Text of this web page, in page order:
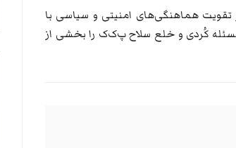
تقویت هماهنگی‌های امنیتی و سیاسی با
مسئله کُردی و خلع سلاح پ‌ک‌ک را بخشی از